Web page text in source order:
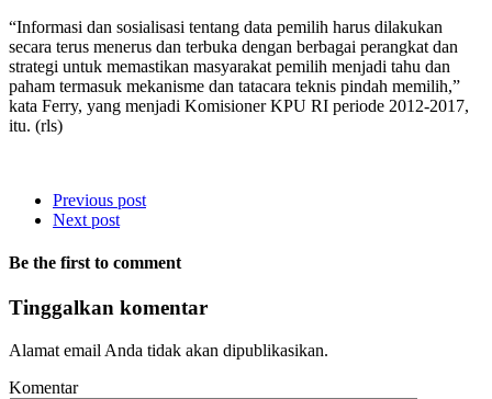
“Informasi dan sosialisasi tentang data pemilih harus dilakukan
secara terus menerus dan terbuka dengan berbagai perangkat dan
strategi untuk memastikan masyarakat pemilih menjadi tahu dan
paham termasuk mekanisme dan tatacara teknis pindah memilih,”
kata Ferry, yang menjadi Komisioner KPU RI periode 2012-2017,
itu. (rls)
Previous post
Next post
Be the first to comment
Tinggalkan komentar
Alamat email Anda tidak akan dipublikasikan.
Komentar